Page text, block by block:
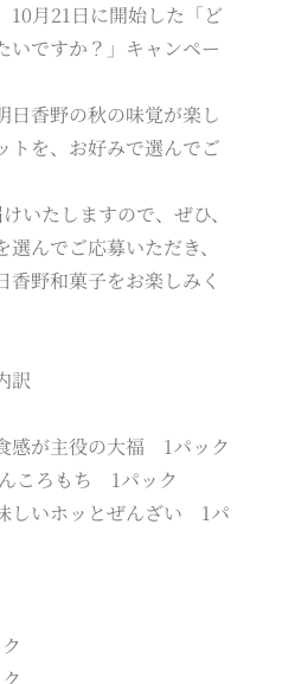
10月21日に開始した「ど
いですか？」キャンペー
日香野の秋の味覚が楽し
トを、お好みで選んでご
いたしますので、ぜひ、
んでご応募いただき、
香野和菓子をお楽しみく
訳
感が主役の大福 1パック
ころもち 1パック
しいホッとぜんざい 1パ